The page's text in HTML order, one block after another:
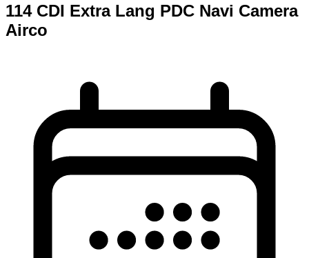
114 CDI Extra Lang PDC Navi Camera
Airco